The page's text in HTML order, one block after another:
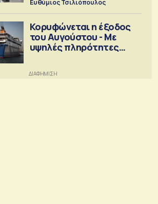
Ευθύμιος Τσιλιόπουλος
Κορυφώνεται η έξοδος
του Αυγούστου - Με
υψηλές πληρότητες